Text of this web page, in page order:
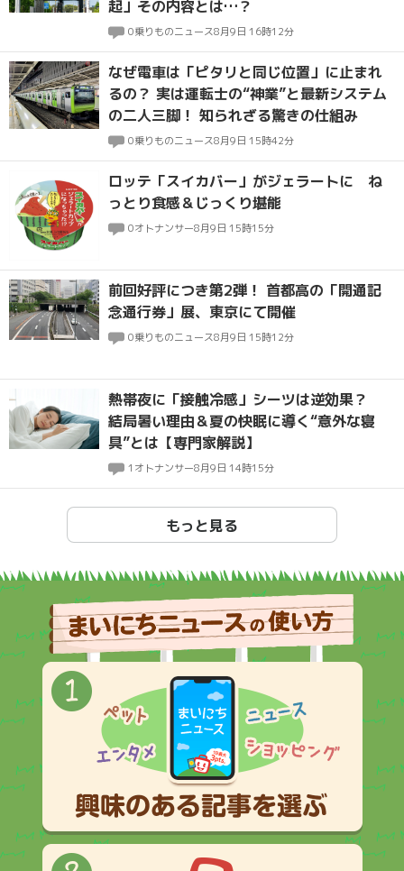
起」その内容とは…？
0乗りものニュース8月9日 16時12分
なぜ電車は「ピタリと同じ位置」に止まれ
るの？ 実は運転士の“神業”と最新システム
の二人三脚！ 知られざる驚きの仕組み
0乗りものニュース8月9日 15時42分
ロッテ「スイカバー」がジェラートに ね
っとり食感＆じっくり堪能
0オトナンサー8月9日 15時15分
前回好評につき第2弾！ 首都高の「開通記
念通行券」展、東京にて開催
0乗りものニュース8月9日 15時12分
熱帯夜に「接触冷感」シーツは逆効果？
結局暑い理由＆夏の快眠に導く“意外な寝
具”とは【専門家解説】
1 オトナンサー8月9日 14時15分
もっと見る